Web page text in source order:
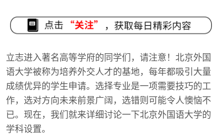
立志进入著名高等学府的同学们，请注意！北京外国
语大学被称为培养外交人才的基地，每年都吸引大量
成绩优异的学生申请。选择专业是一项需要技巧的工
作，选对方向未来前景广阔，选错则可能令人懊恼不
已。现在，我们就来详细讨论一下北京外国语大学的
学科设置。